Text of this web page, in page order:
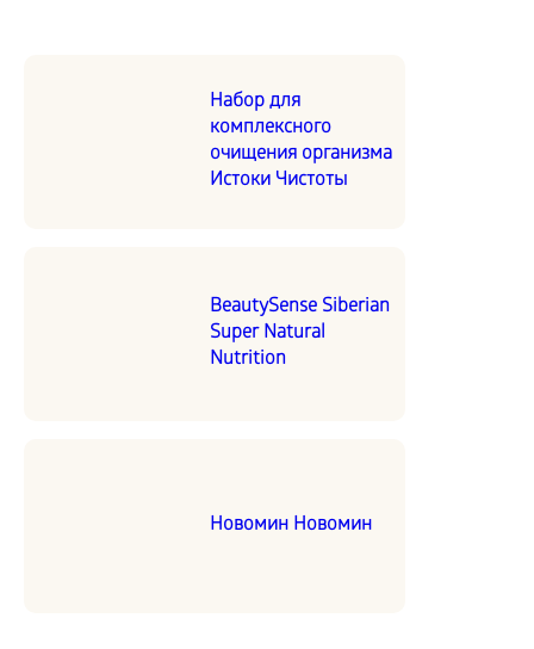
Набор для
комплексного
очищения организма
Истоки Чистоты
BeautySense Siberian
Super Natural
Nutrition
Новомин Новомин